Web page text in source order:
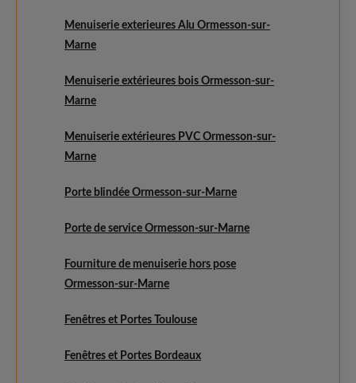
Menuiserie exterieures Alu Ormesson-sur-
Marne
Menuiserie extérieures bois Ormesson-sur-
Marne
Menuiserie extérieures PVC Ormesson-sur-
Marne
Porte blindée Ormesson-sur-Marne
Porte de service Ormesson-sur-Marne
Fourniture de menuiserie hors pose
Ormesson-sur-Marne
Fenêtres et Portes Toulouse
Fenêtres et Portes Bordeaux